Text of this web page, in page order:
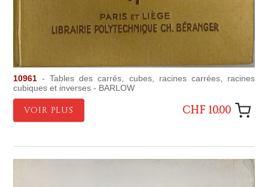
10961 - Tables des carrés, cubes, racines carrées, racines
cubiques et inverses - BARLOW
VOIR PLUS CHF 10.00